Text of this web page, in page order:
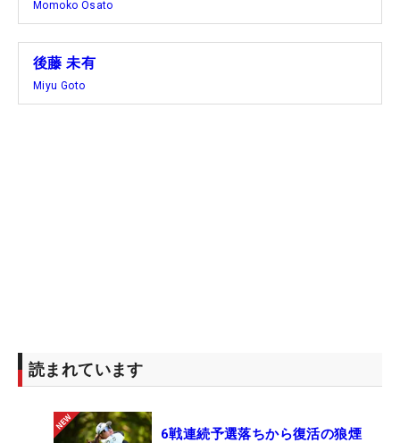
Momoko Osato
後藤 未有
Miyu Goto
読まれています
6戦連続予選落ちから復活の狼煙